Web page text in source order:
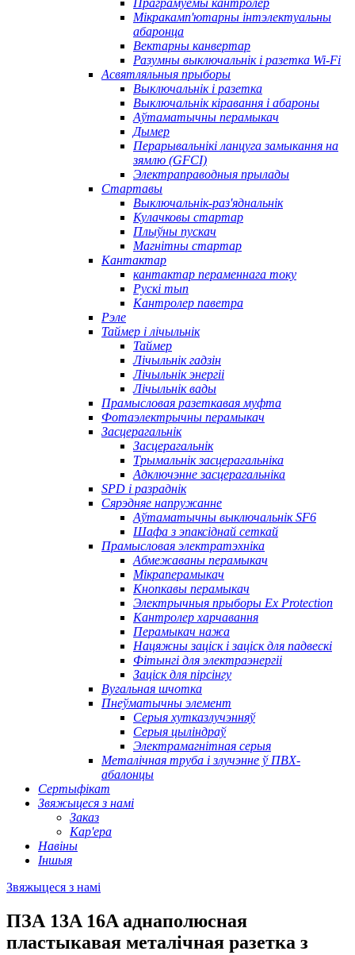
Праграмуемы кантролер
Мікракамп'ютарны інтэлектуальны
абаронца
Вектарны канвертар
Разумны выключальнік і разетка Wi-Fi
Асвятляльныя прыборы
Выключальнік і разетка
Выключальнік кіравання і абароны
Аўтаматычны перамыкач
Дымер
Перарывальнікі ланцуга замыкання на
зямлю (GFCI)
Электраправодныя прылады
Стартавы
Выключальнік-раз'яднальнік
Кулачковы стартар
Плыўны пускач
Магнітны стартар
Кантактар
кантактар ​​пераменнага току
Рускі тып
Кантролер паветра
Рэле
Таймер і лічыльнік
Таймер
Лічыльнік гадзін
Лічыльнік энергіі
Лічыльнік вады
Прамысловая разеткавая муфта
Фотаэлектрычны перамыкач
Засцерагальнік
Засцерагальнік
Трымальнік засцерагальніка
Адключэнне засцерагальніка
SPD і разраднік
Сярэдняе напружанне
Аўтаматычны выключальнік SF6
Шафа з эпаксіднай сеткай
Прамысловая электратэхніка
Абмежаваны перамыкач
Мікраперамыкач
Кнопкавы перамыкач
Электрычныя прыборы Ex Protection
Кантролер харчавання
Перамыкач нажа
Нацяжны заціск і заціск для падвескі
Фітынгі для электраэнергіі
Заціск для пірсінгу
Вугальная шчотка
Пнеўматычны элемент
Серыя хутказлучэнняў
Серыя цыліндраў
Электрамагнітная серыя
Металічная труба і злучэнне ў ПВХ-
абалонцы
Сертыфікат
Звяжыцеся з намі
Заказ
Кар'ера
Навіны
Іншыя
Звяжыцеся з намі
ПЗА 13A 16A аднаполюсная
пластыкавая металічная разетка з